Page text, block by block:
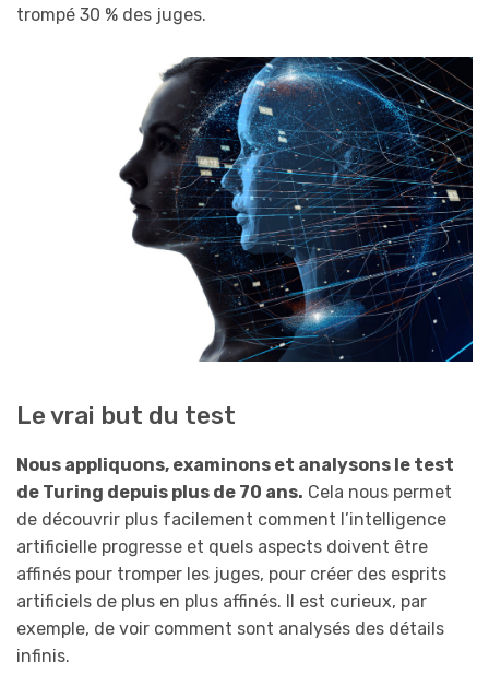
trompé 30 % des juges.
Le vrai but du test
Nous appliquons, examinons et analysons le test
de Turing depuis plus de 70 ans. Cela nous permet
de découvrir plus facilement comment l’intelligence
artificielle progresse et quels aspects doivent être
affinés pour tromper les juges, pour créer des esprits
artificiels de plus en plus affinés. Il est curieux, par
exemple, de voir comment sont analysés des détails
infinis.